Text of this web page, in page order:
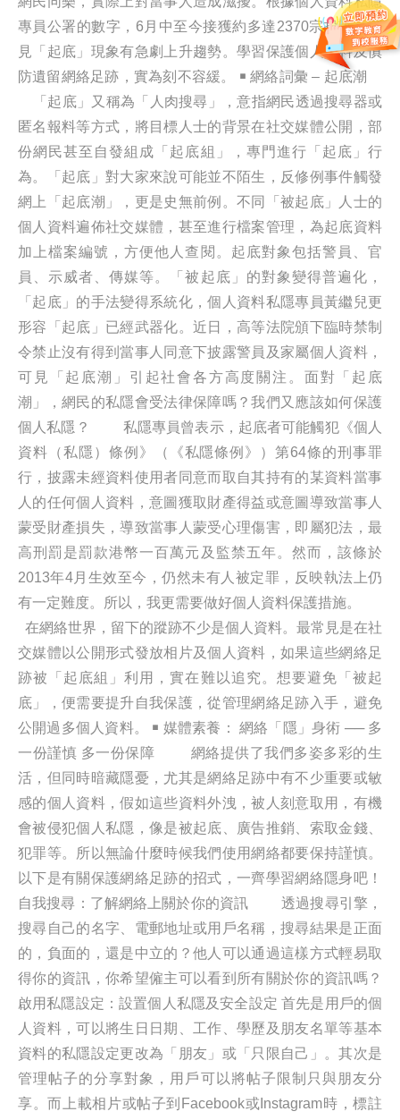
專員公署的數字，6月中至今接獲約多達2370宗投訴，可
見「起底」現象有急劇上升趨勢。學習保護個人資料及慎
防遺留網絡足跡，實為刻不容緩。 ￭ 網絡詞彙 – 起底潮
「起底」又稱為「人肉搜尋」，意指網民透過搜尋器或
匿名報料等方式，將目標人士的背景在社交媒體公開，部
份網民甚至自發組成「起底組」，專門進行「起底」行
為。「起底」對大家來說可能並不陌生，反修例事件觸發
網上「起底潮」，更是史無前例。不同「被起底」人士的
個人資料遍佈社交媒體，甚至進行檔案管理，為起底資料
加上檔案編號，方便他人查閱。起底對象包括警員、官
員、示威者、傳媒等。「被起底」的對象變得普遍化，
「起底」的手法變得系統化，個人資料私隱專員黃繼兒更
形容「起底」已經武器化。近日，高等法院頒下臨時禁制
令禁止沒有得到當事人同意下披露警員及家屬個人資料，
可見「起底潮」引起社會各方高度關注。面對「起底
潮」，網民的私隱會受法律保障嗎？我們又應該如何保護
個人私隱？ 私隱專員曾表示，起底者可能觸犯《個人
資料（私隱）條例》（《私隱條例》）第64條的刑事罪
行，披露未經資料使用者同意而取自其持有的某資料當事
人的任何個人資料，意圖獲取財產得益或意圖導致當事人
蒙受財產損失，導致當事人蒙受心理傷害，即屬犯法，最
高刑罰是罰款港幣一百萬元及監禁五年。然而，該條於
2013年4月生效至今，仍然未有人被定罪，反映執法上仍
有一定難度。所以，我更需要做好個人資料保護措施。
在網絡世界，留下的蹤跡不少是個人資料。最常見是在社
交媒體以公開形式發放相片及個人資料，如果這些網絡足
跡被「起底組」利用，實在難以追究。想要避免「被起
底」，便需要提升自我保護，從管理網絡足跡入手，避免
公開過多個人資料。 ￭ 媒體素養： 網絡「隱」身術 ── 多
一份謹慎 多一份保障 網絡提供了我們多姿多彩的生
活，但同時暗藏隱憂，尤其是網絡足跡中有不少重要或敏
感的個人資料，假如這些資料外洩，被人刻意取用，有機
會被侵犯個人私隱，像是被起底、廣告推銷、索取金錢、
犯罪等。所以無論什麼時候我們使用網絡都要保持謹慎。
以下是有關保護網絡足跡的招式，一齊學習網絡隱身吧！
自我搜尋：了解網絡上關於你的資訊 透過搜尋引擎，
搜尋自己的名字、電郵地址或用戶名稱，搜尋結果是正面
的，負面的，還是中立的？他人可以通過這樣方式輕易取
得你的資訊，你希望僱主可以看到所有關於你的資訊嗎？
啟用私隱設定：設置個人私隱及安全設定 首先是用戶的個
人資料，可以將生日日期、工作、學歷及朋友名單等基本
資料的私隱設定更改為「朋友」或「只限自己」。其次是
管理帖子的分享對象，用戶可以將帖子限制只與朋友分
享。而上載相片或帖子到Facebook或Instagram時，標註